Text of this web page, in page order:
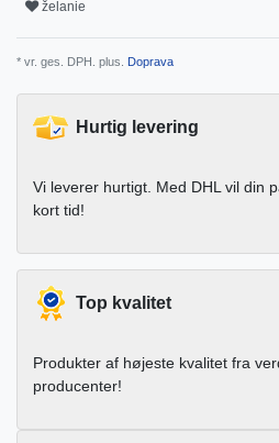
želanie
* vr. ges. DPH. plus. Doprava
Hurtig levering
Vi leverer hurtigt. Med DHL vil din
kort tid!
Top kvalitet
Produkter af højeste kvalitet fra
producenter!